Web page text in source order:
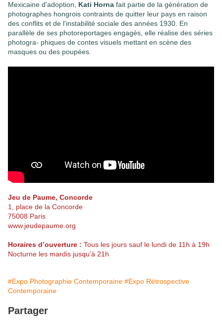
Mexicaine d'adoption, Kati Horna fait partie de la génération de
photographes hongrois contraints de quitter leur pays en raison
des conflits et de l'instabilité sociale des années 1930. En
parallèle de ses photoreportages engagés, elle réalise des séries
photogra- phiques de contes visuels mettant en scène des
masques ou des poupées.
Jeu de Paume, Concorde
1, place de la Concorde
75008 Paris
www.jeudepaume.org
Horaires d’ouverture : Tous les jours sauf le lundi de 11h à 19h
Nocturne les mardis jusqu’à 21h
#Expo Photographie Contemporaine #Expo Rétrospective
Contemporaine
Partager